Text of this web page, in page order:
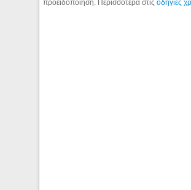
προειδοποίηση. Περισσότερα στιςοδηγίες